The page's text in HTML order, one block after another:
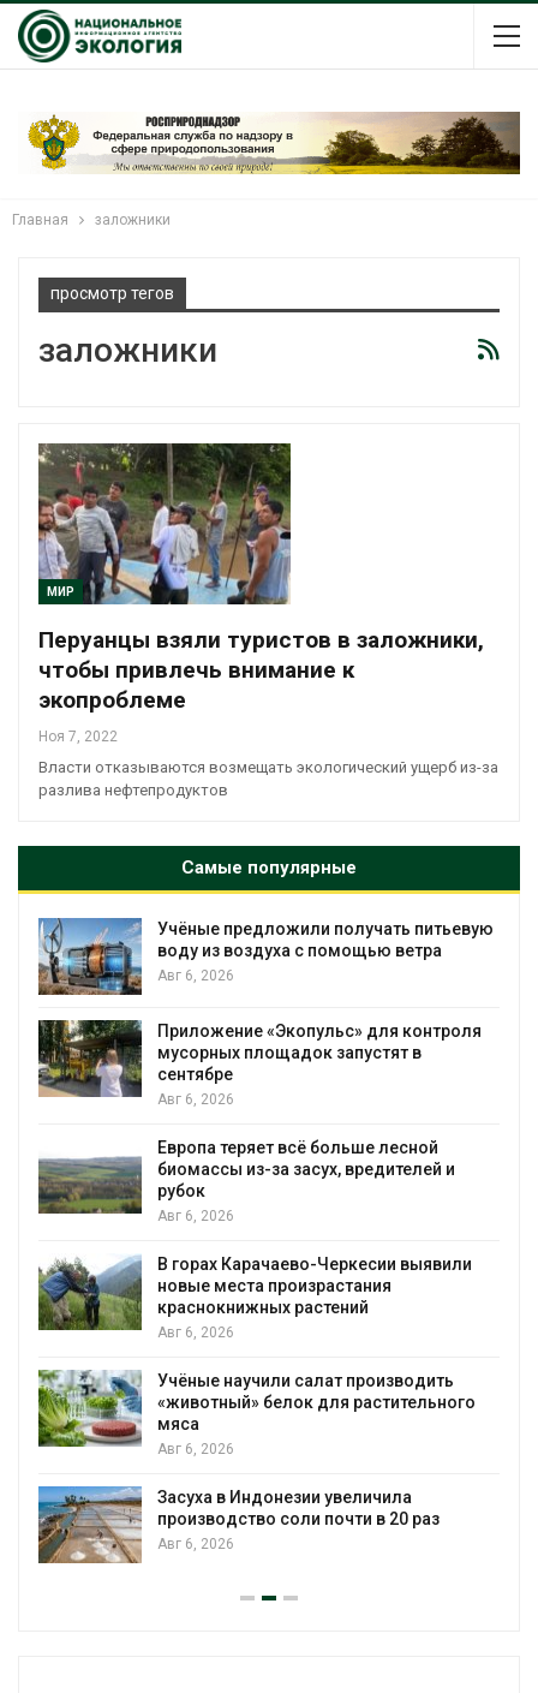
Главная заложники
просмотр тегов
заложники
МИР
Перуанцы взяли туристов в заложники,
чтобы привлечь внимание к
экопроблеме
Ноя 7, 2022
Власти отказываются возмещать экологический ущерб из-за
разлива нефтепродуктов
Самые популярные
Учёные предложили получать питьевую
воду из воздуха с помощью ветра
Авг 6, 2026
Приложение «Экопульс» для контроля
мусорных площадок запустят в
сентябре
Авг 6, 2026
Европа теряет всё больше лесной
биомассы из-за засух, вредителей и
рубок
Авг 6, 2026
В горах Карачаево-Черкесии выявили
новые места произрастания
краснокнижных растений
Авг 6, 2026
Учёные научили салат производить
«животный» белок для растительного
мяса
Авг 6, 2026
Засуха в Индонезии увеличила
производство соли почти в 20 раз
Авг 6, 2026